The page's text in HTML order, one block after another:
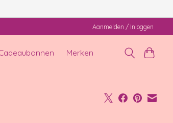
Aanmelden / Inloggen
Merken